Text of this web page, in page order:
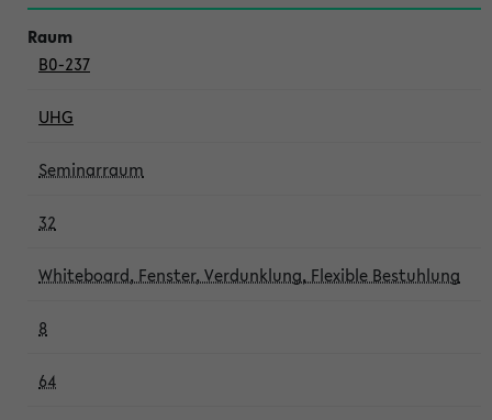
B0-237
UHG
Seminarraum
32
Whiteboard, Fenster, Verdunklung, Flexible Bestuhlung
8
64